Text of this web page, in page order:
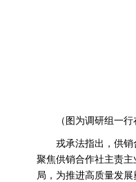
（图为调研组一行在
戎承法指出，供销合
聚焦供销合作社主责主
局，为推进高质量发展